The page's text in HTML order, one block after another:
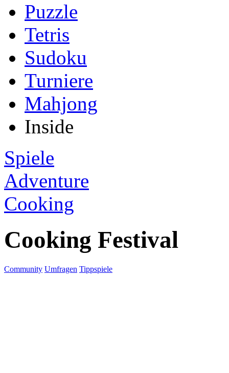
Puzzle
Tetris
Sudoku
Turniere
Mahjong
Inside
Spiele
Adventure
Cooking
Cooking Festival
Community Umfragen Tippspiele